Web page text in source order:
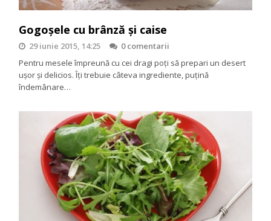
Gogoşele cu brânză şi caise
29 iunie 2015, 14:25
0 comentarii
Pentru mesele împreună cu cei dragi poţi să prepari un desert
uşor şi delicios. Îţi trebuie câteva ingrediente, puţină
îndemânare…